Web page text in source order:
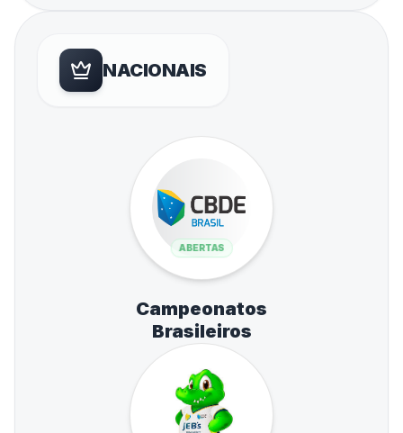
NACIONAIS
ABERTAS
Campeonatos
Brasileiros